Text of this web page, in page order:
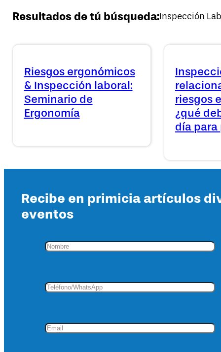
Resultados de tú búsqueda:Inspección
Riesgos ergonómicos
& Inspección laboral:
Seminario de
Ergonomía
riesgos
¿qué
día para
Recibe en primicia artículos
eventos